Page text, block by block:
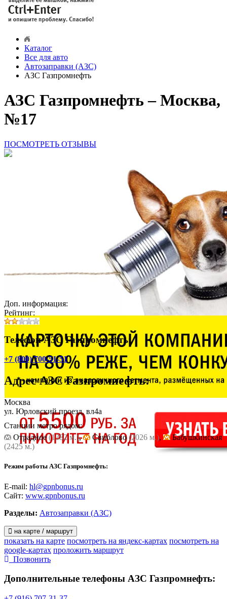
Каталог
Все для авто
Автозаправки (АЗС)
АЗС Газпромнефть
АЗС Газпромнефть – Москва,
№17
ПОСМОТРЕТЬ ОТЗЫВЫ
Доп. информация:
Рейтинг:
Телефон АЗС Газпромнефть:
+7 (800) 700-51-51
АдресАЗС Газпромнефть:
Москва
ул. Юрловский проезд, вл4а
Станции метро рядом:
Отрадное(1382 м.), Cвиблово(2026 м.),
Бабушкинская
(2425 м.)
Режим работы АЗС Газпромнефть:
E-mail: hl@gpnbonus.ru
Сайт: www.gpnbonus.ru
Разделы: Автозаправки (АЗС)
на карте / маршрут
показать на карте посмотреть на яндекс-картах посмотреть на
google-картах проложить маршрут
Позвонить
Дополнительные телефоны АЗС Газпромнефть: